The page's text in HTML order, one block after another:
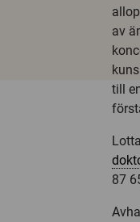
av
till
87